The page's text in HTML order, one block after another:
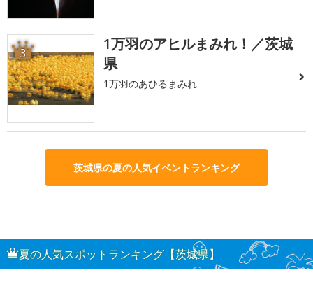
3
1万羽のアヒルまみれ！／茨城
県
1万羽のあひるまみれ
茨城県の夏の人気イベントランキング
夏の人気スポットランキング【茨城県】